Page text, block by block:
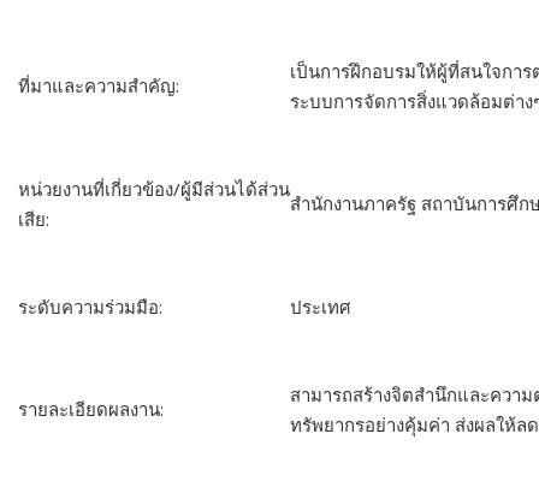
ที่มาและความสำคัญ:
เป็นการฝึกอบรมให้ผู้ที่สนใจกา
ระบบการจัดการสิ่งแวดล้อมต่า
หน่วยงานที่เกี่ยวข้อง/ผู้มีส่วนได้ส่วน
เสีย:
สำนักงานภาครัฐ สถาบันการศึก
ระดับความร่วมมือ: ประเทศ
รายละเอียดผลงาน:
สามารถสร้างจิตสำนึกและควา
ทรัพยากรอย่างคุ้มค่า ส่งผลให้ล